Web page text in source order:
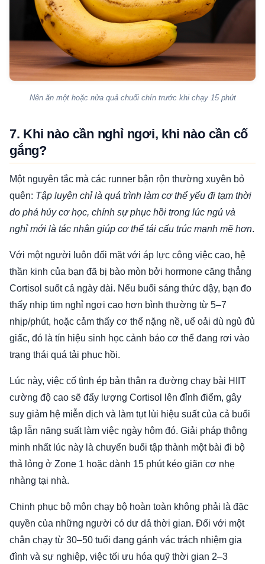
Nên ăn một hoặc nửa quả chuối chín trước khi chạy 15 phút
7. Khi nào cần nghỉ ngơi, khi nào cần cố
gắng?
Một nguyên tắc mà các runner bận rộn thường xuyên bỏ
quên: Tập luyện chỉ là quá trình làm cơ thể yếu đi tạm thời
do phá hủy cơ học, chính sự phục hồi trong lúc ngủ và
nghỉ mới là tác nhân giúp cơ thể tái cấu trúc mạnh mẽ hơn.
Với một người luôn đối mặt với áp lực công việc cao, hệ
thần kinh của bạn đã bị bào mòn bởi hormone căng thẳng
Cortisol suốt cả ngày dài. Nếu buổi sáng thức dậy, bạn đo
thấy nhịp tim nghỉ ngơi cao hơn bình thường từ 5–7
nhịp/phút, hoặc cảm thấy cơ thể nặng nề, uể oải dù ngủ đủ
giấc, đó là tín hiệu sinh học cảnh báo cơ thể đang rơi vào
trạng thái quá tải phục hồi.
Lúc này, việc cố tình ép bản thân ra đường chạy bài HIIT
cường độ cao sẽ đẩy lượng Cortisol lên đỉnh điểm, gây
suy giảm hệ miễn dịch và làm tụt lùi hiệu suất của cả buổi
tập lẫn năng suất làm việc ngày hôm đó. Giải pháp thông
minh nhất lúc này là chuyển buổi tập thành một bài đi bộ
thả lỏng ở Zone 1 hoặc dành 15 phút kéo giãn cơ nhẹ
nhàng tại nhà.
Chinh phục bộ môn chạy bộ hoàn toàn không phải là đặc
quyền của những người có dư dả thời gian. Đối với một
chân chạy từ 30–50 tuổi đang gánh vác trách nhiệm gia
đình và sự nghiệp, việc tối ưu hóa quỹ thời gian 2–3